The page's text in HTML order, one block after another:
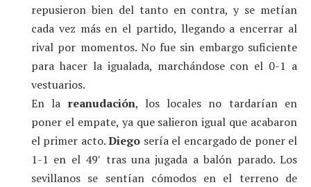
repusieron bien del tanto en contra, y se metían
cada vez más en el partido, llegando a encerrar al
rival por momentos. No fue sin embargo suficiente
para hacer la igualada, marchándose con el 0-1 a
vestuarios.
En la reanudación, los locales no tardarían en
poner el empate, ya que salieron igual que acabaron
el primer acto.Diego sería el encargado de poner el
1-1 en el 49′ tras una jugada a balón parado. Los
sevillanos se sentían cómodos en el terreno de